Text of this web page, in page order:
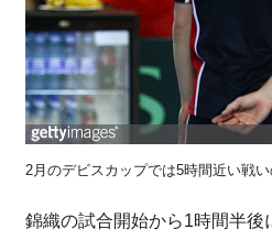
2月のデビスカップでは5時間近い戦
錦織の試合開始から1時間半